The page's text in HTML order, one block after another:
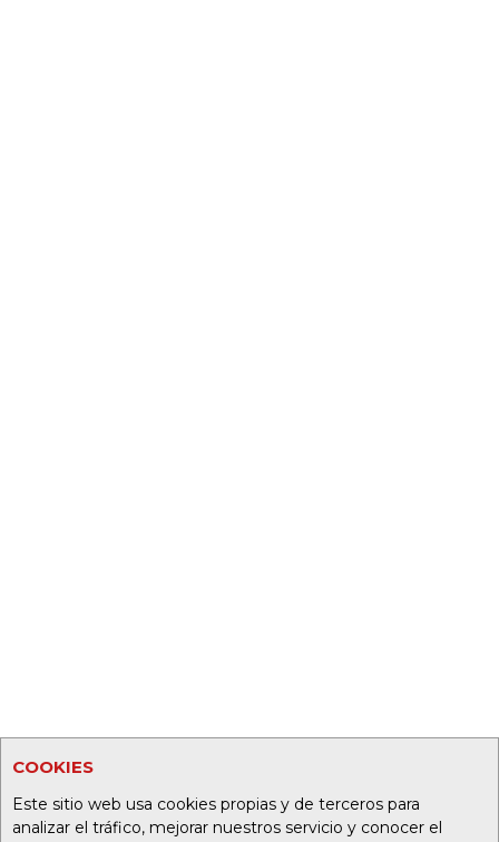
COOKIES
Este sitio web usa cookies propias y de terceros para
analizar el tráfico, mejorar nuestros servicio y conocer el